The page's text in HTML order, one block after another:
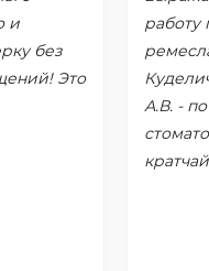
и
без
Это
работу
А.В. -